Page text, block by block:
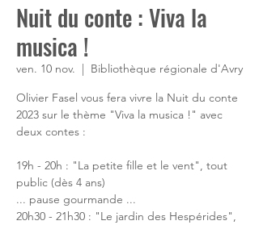
Nuit du conte : Viva la
musica !
ven. 10 nov.
  |
Bibliothèque régionale d'Avry
Olivier Fasel vous fera vivre la Nuit du conte
2023 sur le thème "Viva la musica !" avec
deux contes :
19h - 20h : "La petite fille et le vent", tout
public (dès 4 ans)
... pause gourmande ...
20h30 - 21h30 : "Le jardin des Hespérides",